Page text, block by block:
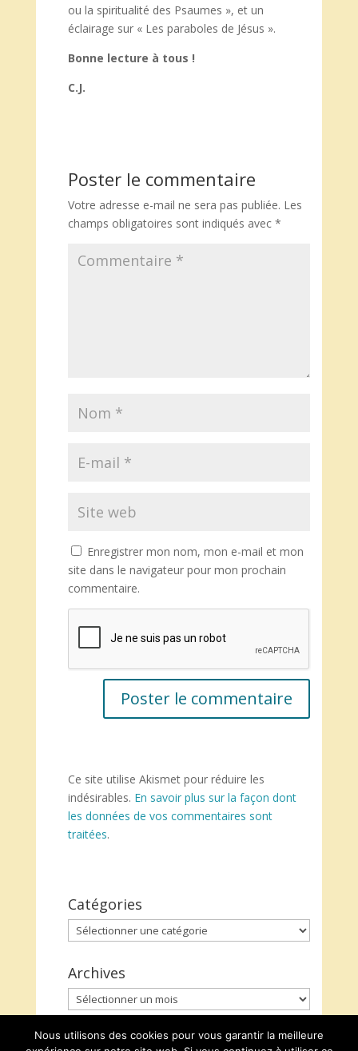
ou la spiritualité des Psaumes », et un
éclairage sur « Les paraboles de Jésus ».
Bonne lecture à tous !
C.J.
Poster le commentaire
Votre adresse e-mail ne sera pas publiée. Les
champs obligatoires sont indiqués avec *
Enregistrer mon nom, mon e-mail et mon
site dans le navigateur pour mon prochain
commentaire.
Ce site utilise Akismet pour réduire les
indésirables. En savoir plus sur la façon dont
les données de vos commentaires sont
traitées.
Catégories
Catégories
Archives
Archives
Nous utilisons des cookies pour vous garantir la meilleure